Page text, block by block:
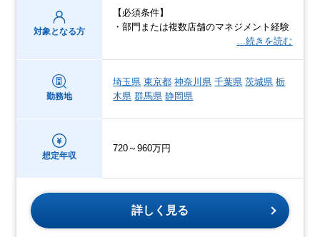
対象となる方
【必須条件】
・部門または複数店舗のマネジメント経験
…続きを読む
勤務地
埼玉県 東京都 神奈川県 千葉県 茨城県 栃
木県 群馬県 静岡県
想定年収
720～960万円
詳しく見る